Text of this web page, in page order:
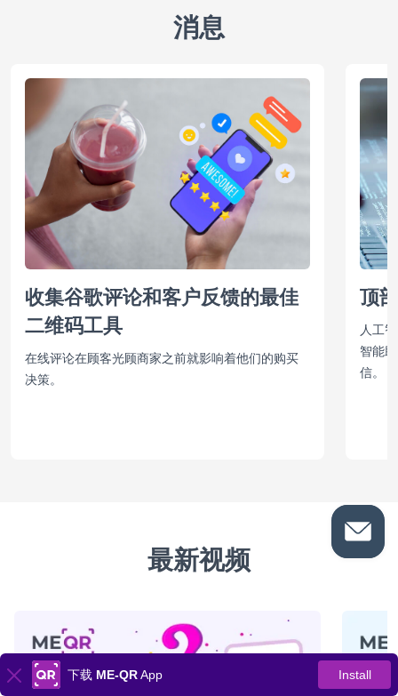
消息
收集谷歌评论和客户反馈的最佳
二维码工具
在线评论在顾客光顾商家之前就影响着他们的购买
决策。
顶
人工
智能
信。
最新视频
下载 ME-QRApp Install